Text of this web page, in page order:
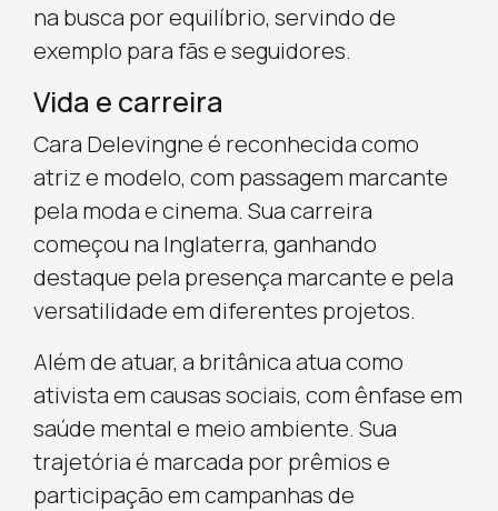
na busca por equilíbrio, servindo de
exemplo para fãs e seguidores.
Vida e carreira
Cara Delevingne é reconhecida como
atriz e modelo, com passagem marcante
pela moda e cinema. Sua carreira
começou na Inglaterra, ganhando
destaque pela presença marcante e pela
versatilidade em diferentes projetos.
Além de atuar, a britânica atua como
ativista em causas sociais, com ênfase em
saúde mental e meio ambiente. Sua
trajetória é marcada por prêmios e
participação em campanhas de